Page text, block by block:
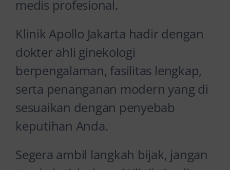
medis profesional.
Klinik Apollo Jakarta hadir dengan
dokter ahli ginekologi
berpengalaman, fasilitas lengkap,
serta penanganan modern yang di
sesuaikan dengan penyebab
keputihan Anda.
Segera ambil langkah bijak, jangan